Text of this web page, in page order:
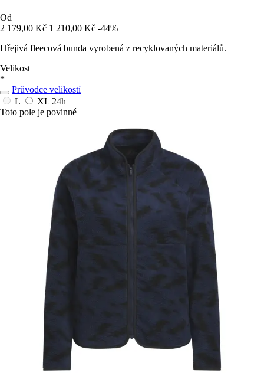
Od
2 179,00 Kč 1 210,00 Kč -44%
Hřejivá fleecová bunda vyrobená z recyklovaných materiálů.
Velikost
*
Průvodce velikostí
L
XL 24h
Toto pole je povinné